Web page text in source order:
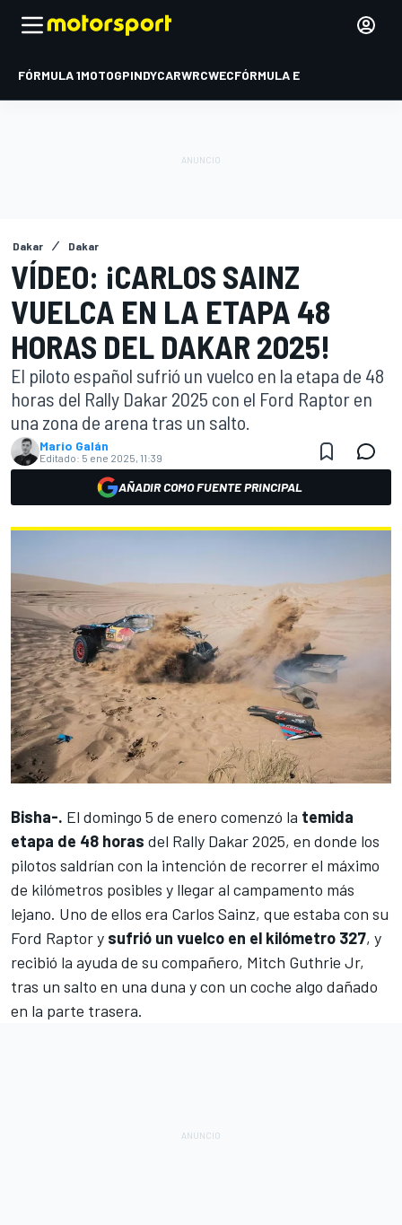
FÓRMULA 1MOTOGPINDYCARWRCWECFÓRMULA E
Dakar Dakar
VÍDEO: ¡CARLOS SAINZ
VUELCA EN LA ETAPA 48
HORAS DEL DAKAR 2025!
El piloto español sufrió un vuelco en la etapa de 48
horas del Rally Dakar 2025 con el Ford Raptor en
una zona de arena tras un salto.
Mario Galán
Editado: 5 ene 2025, 11:39
AÑADIR COMO FUENTE PRINCIPAL
Bisha-. El domingo 5 de enero comenzó la temida
etapa de 48 horas del Rally Dakar 2025, en donde los
pilotos saldrían con la intención de recorrer el máximo
de kilómetros posibles y llegar al campamento más
lejano. Uno de ellos era Carlos Sainz, que estaba con su
Ford Raptor y sufrió un vuelco en el kilómetro 327, y
recibió la ayuda de su compañero, Mitch Guthrie Jr,
tras un salto en una duna y con un coche algo dañado
en la parte trasera.